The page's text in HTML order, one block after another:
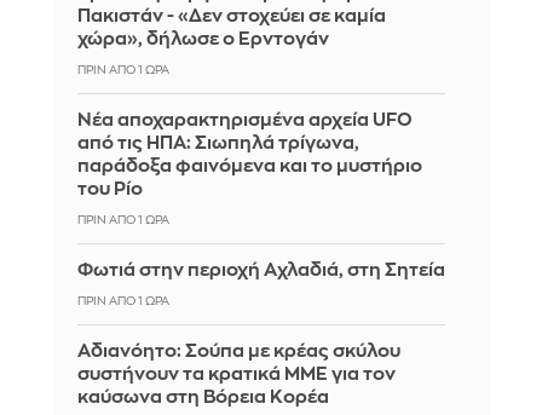
Πακιστάν - «Δεν στοχεύει σε καμία
χώρα», δήλωσε ο Ερντογάν
ΠΡΙΝ ΑΠΌ 1 ΏΡΑ
Νέα αποχαρακτηρισμένα αρχεία UFO
από τις ΗΠΑ: Σιωπηλά τρίγωνα,
παράδοξα φαινόμενα και το μυστήριο
του Ρίο
ΠΡΙΝ ΑΠΌ 1 ΏΡΑ
Φωτιά στην περιοχή Αχλαδιά, στη Σητεία
ΠΡΙΝ ΑΠΌ 1 ΏΡΑ
Αδιανόητο: Σούπα με κρέας σκύλου
συστήνουν τα κρατικά ΜΜΕ για τον
καύσωνα στη Βόρεια Κορέα